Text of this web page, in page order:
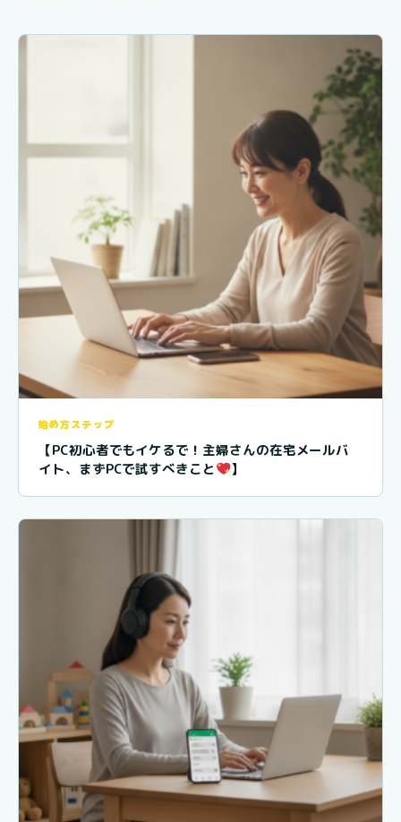
始め方ステップ
【PC初心者でもイケるで！主婦さんの在宅メールバ
イト、まずPCで試すべきこと
】